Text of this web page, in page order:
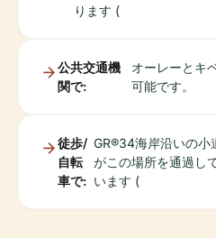
ります (
公共交通機
関で:
オーレーとキ
可能です。
徒歩/
自転
車で:
GR®34海岸沿いの小
がこの場所を通過し
います (